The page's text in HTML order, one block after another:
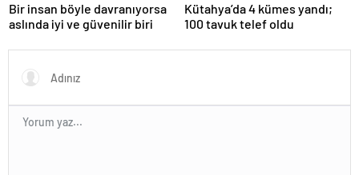
Bir insan böyle davranıyorsa
aslında iyi ve güvenilir biri
Kütahya’da 4 kümes yandı;
100 tavuk telef oldu